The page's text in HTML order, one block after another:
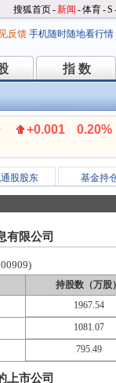
搜狐首页-新闻 -体育-S
反馈 手机随时随地看行情
指 数
指 数
+0.001 0.20%
股股东 基金持
有限公司
持股数（万股
1967.54
1081.07
795.49
上市公司